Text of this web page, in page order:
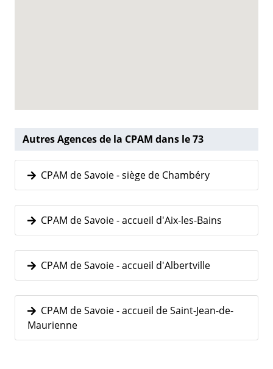
Autres Agences de la CPAM dans le 73
CPAM de Savoie - siège de Chambéry
CPAM de Savoie - accueil d'Aix-les-Bains
CPAM de Savoie - accueil d'Albertville
CPAM de Savoie - accueil de Saint-Jean-de-
Maurienne